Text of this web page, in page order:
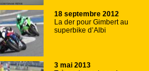
18 septembre 2012
La der pour Gimbert au
superbike d’Albi
3 mai 2013